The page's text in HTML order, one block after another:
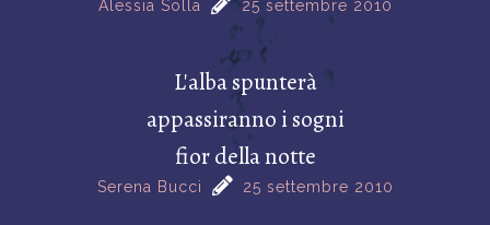
Alessia Solla 25 settembre 2010
L'alba spunterà
appassiranno i sogni
fior della notte
Serena Bucci 25 settembre 2010